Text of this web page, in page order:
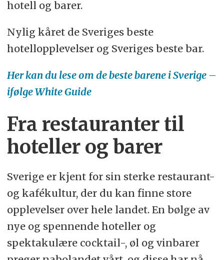
hotell og barer.
Nylig kåret de Sveriges beste
hotellopplevelser og Sveriges beste bar.
Her kan du lese om de beste barene i Sverige –
ifølge White Guide
Fra restauranter til
hoteller og barer
Sverige er kjent for sin sterke restaurant-
og kafékultur, der du kan finne store
opplevelser over hele landet. En bølge av
nye og spennende hoteller og
spektakulære cocktail-, øl og vinbarer